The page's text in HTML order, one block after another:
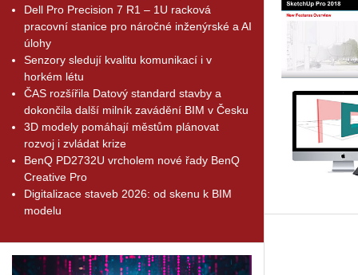
Dell Pro Precision 7 R1 – 1U racková
pracovní stanice pro náročné inženýrské a AI
úlohy
Senzory sledují kvalitu komunikací i v
horkém létu
ČAS rozšířila Datový standard stavby a
dokončila další milník zavádění BIM v Česku
3D modely pomáhají městům plánovat
rozvoj i zvládat krize
BenQ PD2732U vrcholem nové řady BenQ
Creative Pro
Digitalizace staveb 2026: od skenu k BIM
modelu